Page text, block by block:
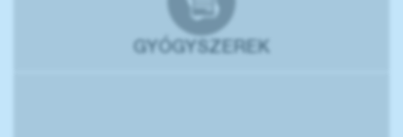
GYÓGYSZEREK